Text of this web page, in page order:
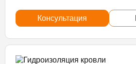
Консультация